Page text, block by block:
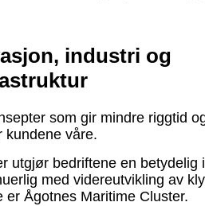
industri og
som gir mindre riggtid
kundene våre.
utgjør bedriftene en betydelig
med videreutvikling av
er Ågotnes Maritime Cluster.